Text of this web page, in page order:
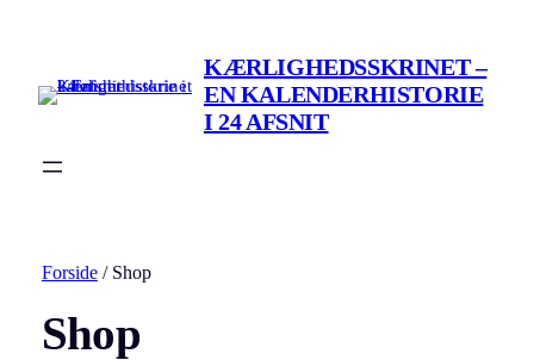
KÆRLIGHEDSSKRINET –
EN KALENDERHISTORIE
I 24 AFSNIT
Forside/ Shop
Shop